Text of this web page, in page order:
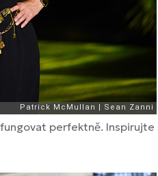
perfektně. Inspirujte